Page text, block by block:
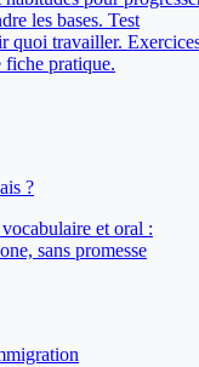
les bases. Test
quoi travailler.
fiche pratique.
?
et oral :
sans promesse